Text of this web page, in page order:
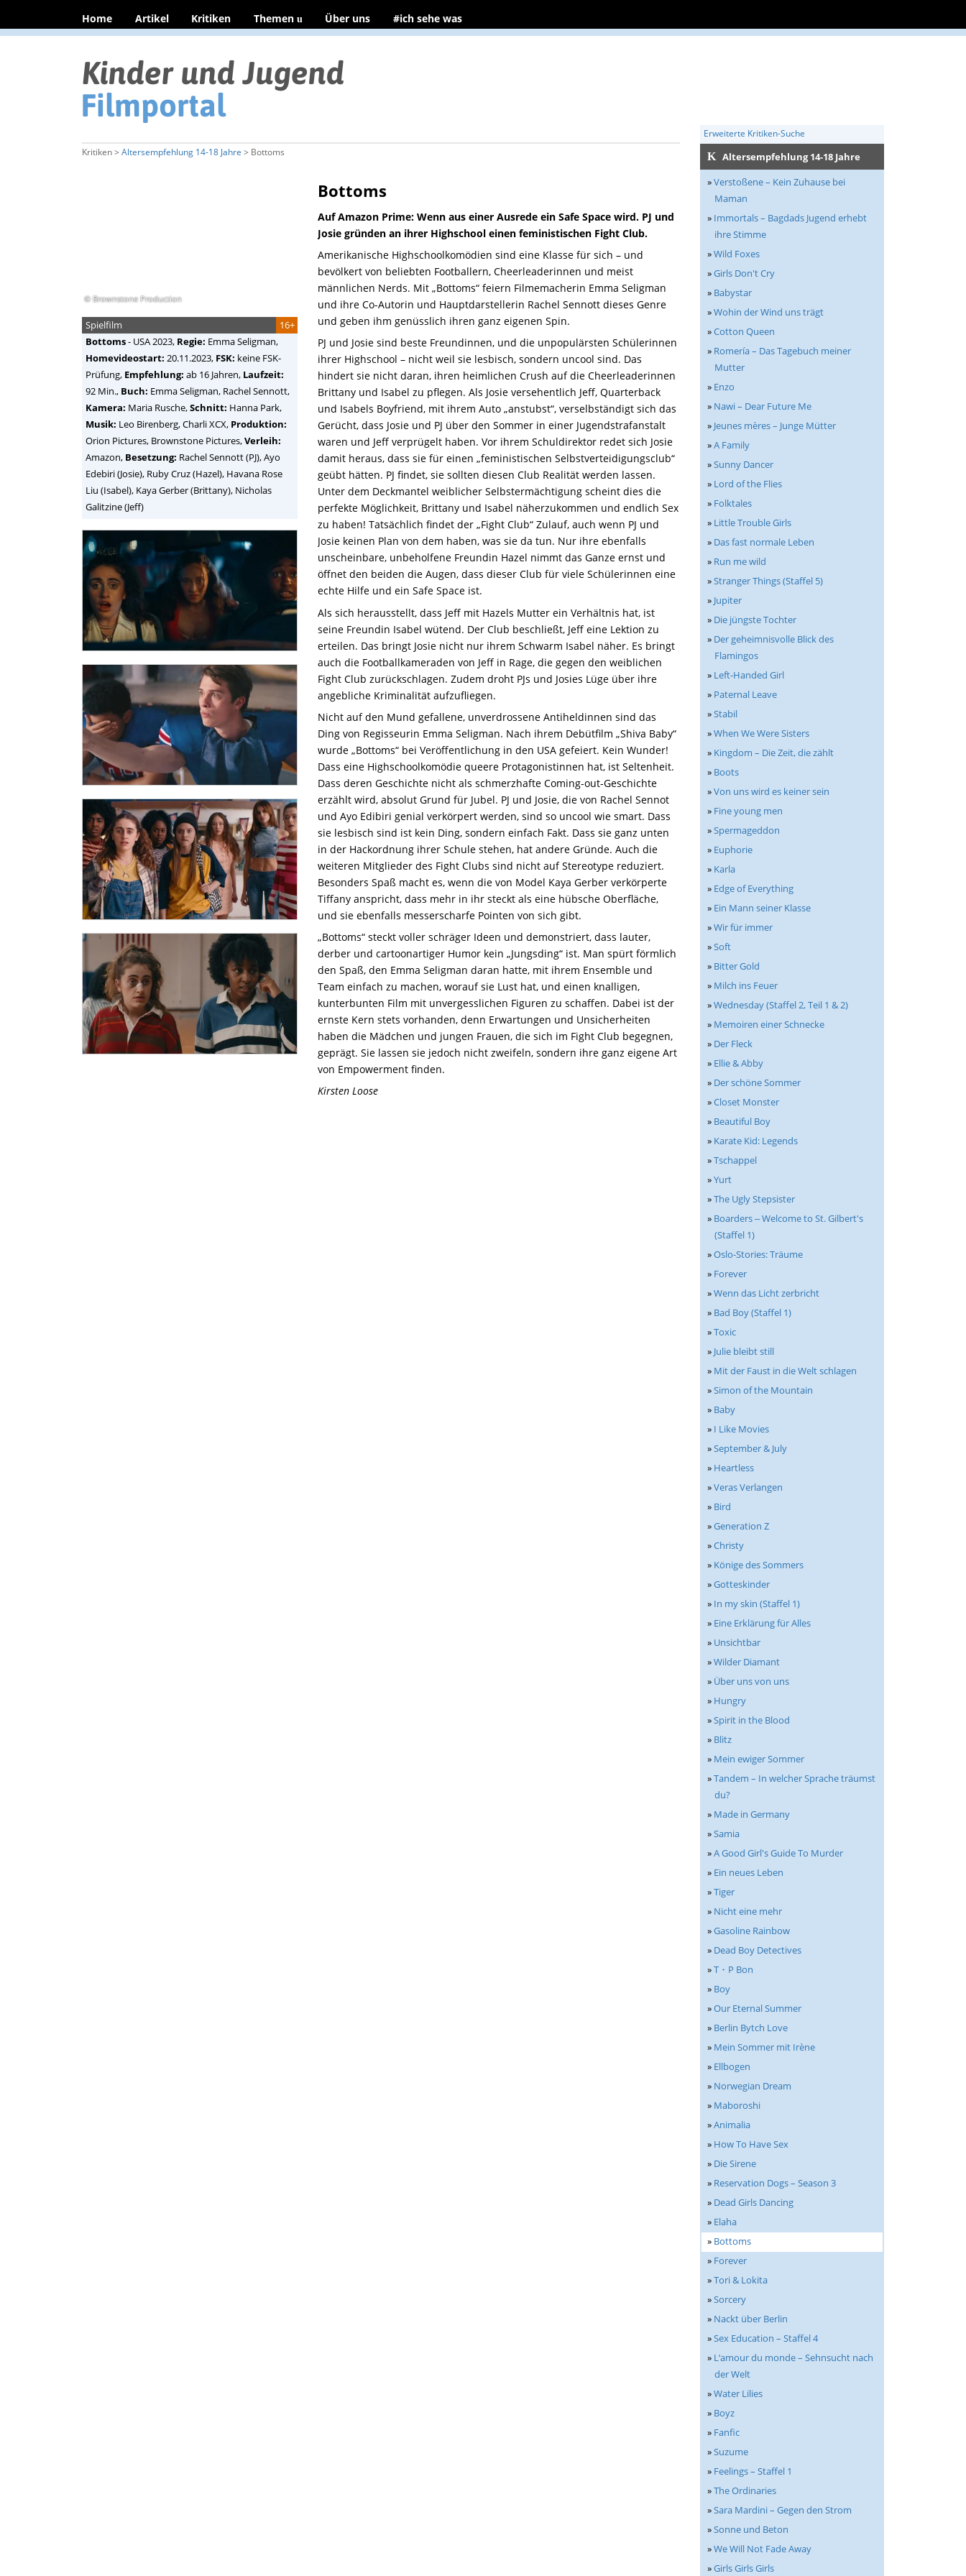
Home Artikel Kritiken Themen Über uns #ich sehe was
Erweiterte Kritiken-Suche
Kritiken > Altersempfehlung 14-18 Jahre > Bottoms
Bottoms
Auf Amazon Prime: Wenn aus einer Ausrede ein Safe Space wird. PJ und
Josie gründen an ihrer Highschool einen feministischen Fight Club.
Amerikanische Highschoolkomödien sind eine Klasse für sich – und
bevölkert von beliebten Footballern, Cheerleaderinnen und meist
männlichen Nerds. Mit „Bottoms“ feiern Filmemacherin Emma Seligman
und ihre Co-Autorin und Hauptdarstellerin Rachel Sennott dieses Genre
und geben ihm genüsslich ihren ganz eigenen Spin.
PJ und Josie sind beste Freundinnen, und die unpopulärsten Schülerinnen
ihrer Highschool – nicht weil sie lesbisch, sondern uncool sind. Das
hindert sie nicht daran, ihren heimlichen Crush auf die Cheerleaderinnen
Brittany und Isabel zu pflegen. Als Josie versehentlich Jeff, Quarterback
und Isabels Boyfriend, mit ihrem Auto „anstubst“, verselbständigt sich das
Gerücht, dass Josie und PJ über den Sommer in einer Jugendstrafanstalt
waren und Jeff verprügelt haben. Vor ihrem Schuldirektor redet sich Josie
damit heraus, dass sie für einen „feministischen Selbstverteidigungsclub“
geübt hätten. PJ findet, sie sollten diesen Club Realität werden lassen.
Unter dem Deckmantel weiblicher Selbstermächtigung scheint dies die
perfekte Möglichkeit, Brittany und Isabel näherzukommen und endlich Sex
zu haben! Tatsächlich findet der „Fight Club“ Zulauf, auch wenn PJ und
Josie keinen Plan von dem haben, was sie da tun. Nur ihre ebenfalls
unscheinbare, unbeholfene Freundin Hazel nimmt das Ganze ernst und
öffnet den beiden die Augen, dass dieser Club für viele Schülerinnen eine
echte Hilfe und ein Safe Space ist.
Als sich herausstellt, dass Jeff mit Hazels Mutter ein Verhältnis hat, ist
seine Freundin Isabel wütend. Der Club beschließt, Jeff eine Lektion zu
erteilen. Das bringt Josie nicht nur ihrem Schwarm Isabel näher. Es bringt
auch die Footballkameraden von Jeff in Rage, die gegen den weiblichen
Fight Club zurückschlagen. Zudem droht PJs und Josies Lüge über ihre
angebliche Kriminalität aufzufliegen.
Nicht auf den Mund gefallene, unverdrossene Antiheldinnen sind das
Ding von Regisseurin Emma Seligman. Nach ihrem Debütfilm „Shiva Baby“
wurde „Bottoms“ bei Veröffentlichung in den USA gefeiert. Kein Wunder!
Dass eine Highschoolkomödie queere Protagonistinnen hat, ist Seltenheit.
Dass deren Geschichte nicht als schmerzhafte Coming-out-Geschichte
erzählt wird, absolut Grund für Jubel. PJ und Josie, die von Rachel Sennot
und Ayo Edibiri genial verkörpert werden, sind so uncool wie smart. Dass
sie lesbisch sind ist kein Ding, sondern einfach Fakt. Dass sie ganz unten
in der Hackordnung ihrer Schule stehen, hat andere Gründe. Auch die
weiteren Mitglieder des Fight Clubs sind nicht auf Stereotype reduziert.
Besonders Spaß macht es, wenn die von Model Kaya Gerber verkörperte
Tiffany anspricht, dass mehr in ihr steckt als eine hübsche Oberfläche,
und sie ebenfalls messerscharfe Pointen von sich gibt.
„Bottoms“ steckt voller schräger Ideen und demonstriert, dass lauter,
derber und cartoonartiger Humor kein „Jungsding“ ist. Man spürt förmlich
den Spaß, den Emma Seligman daran hatte, mit ihrem Ensemble und
Team einfach zu machen, worauf sie Lust hat, und einen knalligen,
kunterbunten Film mit unvergesslichen Figuren zu schaffen. Dabei ist der
ernste Kern stets vorhanden, denn Erwartungen und Unsicherheiten
haben die Mädchen und jungen Frauen, die sich im Fight Club begegnen,
geprägt. Sie lassen sie jedoch nicht zweifeln, sondern ihre ganz eigene Art
von Empowerment finden.
Kirsten Loose
© Brownstone Production
16+
Spielfilm
Bottoms- USA2023, Regie: Emma Seligman,
Homevideostart: 20.11.2023, FSK: keine FSK-
Prüfung, Empfehlung: ab 16 Jahren, Laufzeit:
92 Min., Buch: Emma Seligman, Rachel Sennott,
Kamera: Maria Rusche,Schnitt: Hanna Park,
Musik: Leo Birenberg, Charli XCX, Produktion:
Orion Pictures, Brownstone Pictures,Verleih:
Amazon, Besetzung: Rachel Sennott (PJ), Ayo
Edebiri (Josie), Ruby Cruz (Hazel), Havana Rose
Liu (Isabel), Kaya Gerber (Brittany), Nicholas
Galitzine (Jeff)
Altersempfehlung 14-18 Jahre
»Verstoßene – Kein Zuhause bei
Maman
» Immortals – Bagdads Jugend erhebt
ihre Stimme
»Wild Foxes
»Girls Don't Cry
» Babystar
»Wohin der Wind uns trägt
»Cotton Queen
» Romería – Das Tagebuch meiner
Mutter
» Enzo
» Nawi – Dear Future Me
» Jeunes mères – Junge Mütter
»A Family
»Sunny Dancer
» Lord of the Flies
» Folktales
» Little Trouble Girls
» Das fast normale Leben
» Run me wild
»Stranger Things (Staffel 5)
» Jupiter
» Die jüngste Tochter
» Der geheimnisvolle Blick des
Flamingos
» Left-Handed Girl
» Paternal Leave
»Stabil
»When We Were Sisters
» Kingdom – Die Zeit, die zählt
» Boots
»Von uns wird es keiner sein
» Fine young men
»Spermageddon
» Euphorie
» Karla
» Edge of Everything
» Ein Mann seiner Klasse
»Wir für immer
»Soft
» Bitter Gold
» Milch ins Feuer
»Wednesday (Staffel 2, Teil 1 & 2)
» Memoiren einer Schnecke
» Der Fleck
» Ellie & Abby
» Der schöne Sommer
»Closet Monster
» Beautiful Boy
» Karate Kid: Legends
»Tschappel
»Yurt
»The Ugly Stepsister
» Boarders ‒ Welcome to St. Gilbert's
(Staffel 1)
»Oslo-Stories: Träume
» Forever
»Wenn das Licht zerbricht
» Bad Boy (Staffel 1)
»Toxic
» Julie bleibt still
» Mit der Faust in die Welt schlagen
»Simon of the Mountain
» Baby
» I Like Movies
»September & July
» Heartless
»Veras Verlangen
» Bird
»Generation Z
»Christy
» Könige des Sommers
»Gotteskinder
» In my skin (Staffel 1)
» Eine Erklärung für Alles
» Unsichtbar
»Wilder Diamant
» Über uns von uns
» Hungry
»Spirit in the Blood
» Blitz
» Mein ewiger Sommer
»Tandem – In welcher Sprache träumst
du?
» Made in Germany
»Samia
»A Good Girl's Guide To Murder
» Ein neues Leben
»Tiger
» Nicht eine mehr
»Gasoline Rainbow
» Dead Boy Detectives
»T・P Bon
» Boy
»Our Eternal Summer
» Berlin Bytch Love
» Mein Sommer mit Irène
» Ellbogen
» Norwegian Dream
» Maboroshi
»Animalia
» How To Have Sex
» Die Sirene
» Reservation Dogs – Season 3
» Dead Girls Dancing
» Elaha
» Bottoms
» Forever
»Tori & Lokita
»Sorcery
» Nackt über Berlin
»Sex Education – Staffel 4
» L‘amour du monde – Sehnsucht nach
der Welt
»Water Lilies
» Boyz
» Fanfic
»Suzume
» Feelings – Staffel 1
»The Ordinaries
»Sara Mardini – Gegen den Strom
»Sonne und Beton
»We Will Not Fade Away
»Girls Girls Girls